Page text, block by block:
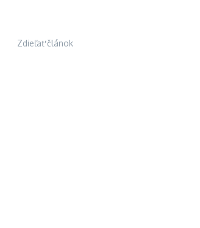
Zdieľať článok